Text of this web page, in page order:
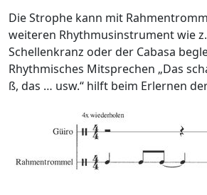
Die Strophe kann mit
weiteren Rhythmusinstrument wie
Schellenkranz oder der Cabasa
Rhythmisches Mitsprechen „Das
ß, das … usw.“ hilft beim Erlernen